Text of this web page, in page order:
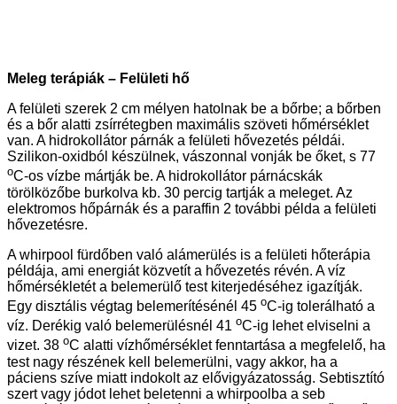
Meleg terápiák – Felületi hő
A felületi szerek 2 cm mélyen hatolnak be a bőrbe; a bőrben
és a bőr alatti zsírrétegben maximális szöveti hőmérséklet
van. A hidrokollátor párnák a felületi hővezetés példái.
Szilikon-oxidból készülnek, vászonnal vonják be őket, s 77
oC-os vízbe mártják be. A hidrokollátor párnácskák
törölközőbe burkolva kb. 30 percig tartják a meleget. Az
elektromos hőpárnák és a paraffin 2 további példa a felületi
hővezetésre.
A whirpool fürdőben való alámerülés is a felületi hőterápia
példája, ami energiát közvetít a hővezetés révén. A víz
hőmérsékletét a belemerülő test kiterjedéséhez igazítják.
Egy disztális végtag belemerítésénél 45 oC-ig tolerálható a
víz. Derékig való belemerülésnél 41 oC-ig lehet elviselni a
vizet. 38 oC alatti vízhőmérséklet fenntartása a megfelelő, ha
test nagy részének kell belemerülni, vagy akkor, ha a
páciens szíve miatt indokolt az elővigyázatosság. Sebtisztító
szert vagy jódot lehet beletenni a whirpoolba a seb